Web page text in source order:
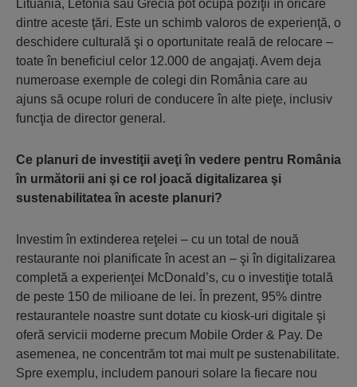
Lituania, Letonia sau Grecia pot ocupa poziţii în oricare
dintre aceste ţări. Este un schimb valoros de experienţă, o
deschidere culturală şi o oportunitate reală de relocare –
toate în beneficiul celor 12.000 de angajaţi. Avem deja
numeroase exemple de colegi din România care au
ajuns să ocupe roluri de conducere în alte pieţe, inclusiv
funcţia de director general.
Ce planuri de investiţii aveţi în vedere pentru România
în următorii ani şi ce rol joacă digitalizarea şi
sustenabilitatea în aceste planuri?
Investim în extinderea reţelei – cu un total de nouă
restaurante noi planificate în acest an – şi în digitalizarea
completă a experienţei McDonald’s, cu o investiţie totală
de peste 150 de milioane de lei. În prezent, 95% dintre
restaurantele noastre sunt dotate cu kiosk-uri digitale şi
oferă servicii moderne precum Mobile Order & Pay. De
asemenea, ne concentrăm tot mai mult pe sustenabilitate.
Spre exemplu, includem panouri solare la fiecare nou